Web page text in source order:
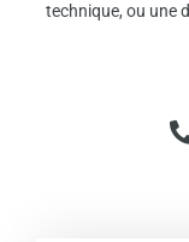
technique, ou une